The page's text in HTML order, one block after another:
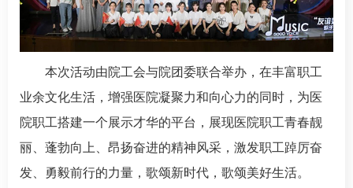
本次活动由院工会与院团委联合举办，在丰富职工
业余文化生活，增强医院凝聚力和向心力的同时，为医
院职工搭建一个展示才华的平台，展现医院职工青春靓
丽、蓬勃向上、昂扬奋进的精神风采，激发职工踔厉奋
发、勇毅前行的力量，歌颂新时代，歌颂美好生活。